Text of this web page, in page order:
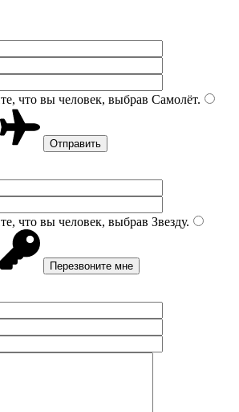
что вы человек, выбрав Самолёт.
что вы человек, выбрав Звезду.